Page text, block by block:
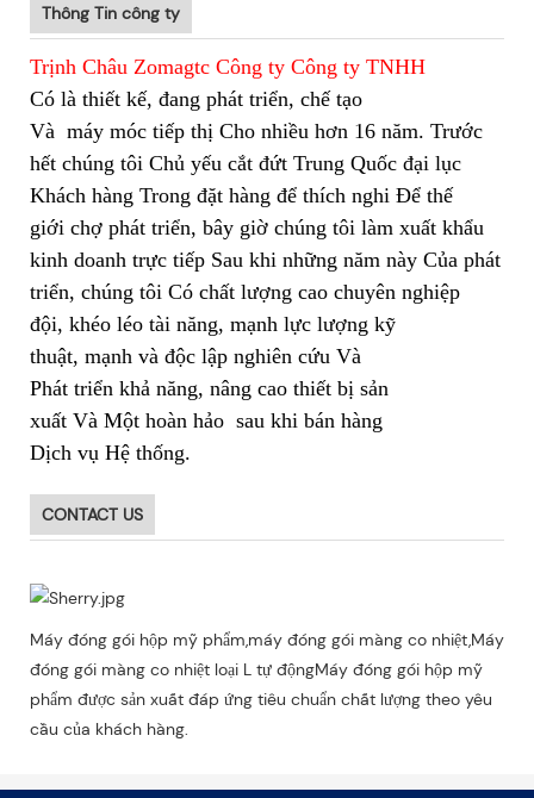
Thông Tin công ty
Trịnh Châu Zomagtc Công ty Công ty TNHH
Có là thiết kế, đang phát triển, chế tạo
Và máy móc tiếp thị Cho nhiều hơn 16 năm. Trước
hết chúng tôi Chủ yếu cắt đứt Trung Quốc đại lục
Khách hàng Trong đặt hàng để thích nghi Để thế
giới chợ phát triển, bây giờ chúng tôi làm xuất khẩu
kinh doanh trực tiếp Sau khi những năm này Của phát
triển, chúng tôi Có chất lượng cao chuyên nghiệp
đội, khéo léo tài năng, mạnh lực lượng kỹ
thuật, mạnh và độc lập nghiên cứu Và
Phát triển khả năng, nâng cao thiết bị sản
xuất Và Một hoàn hảo sau khi bán hàng
Dịch vụ Hệ thống.
CONTACT US
Máy đóng gói hộp mỹ phẩm,máy đóng gói màng co nhiệt,Máy
đóng gói màng co nhiệt loại L tự độngMáy đóng gói hộp mỹ
phẩm được sản xuất đáp ứng tiêu chuẩn chất lượng theo yêu
cầu của khách hàng.